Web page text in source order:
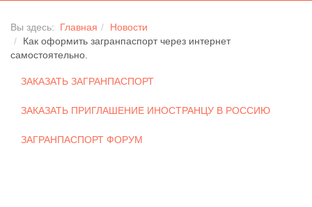
Вы здесь: Главная
Новости
Как оформить загранпаспорт через интернет
самостоятельно.
ЗАКАЗАТЬ ЗАГРАНПАСПОРТ
ЗАКАЗАТЬ ПРИГЛАШЕНИЕ ИНОСТРАНЦУ В РОССИЮ
ЗАГРАНПАСПОРТ ФОРУМ